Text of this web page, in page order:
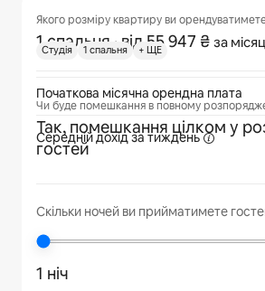
Якого розміру квартиру ви
1 спальня · від 55 947 ₴ за
Чи буде помешкання в повному
Так, помешкання цілком у
гостей
Скільки ночей ви прийматимете
1 ніч
Cтудія 1 спальня + ЩЕ
Початкова місячна орендна плата
Середній дохідза тиждень